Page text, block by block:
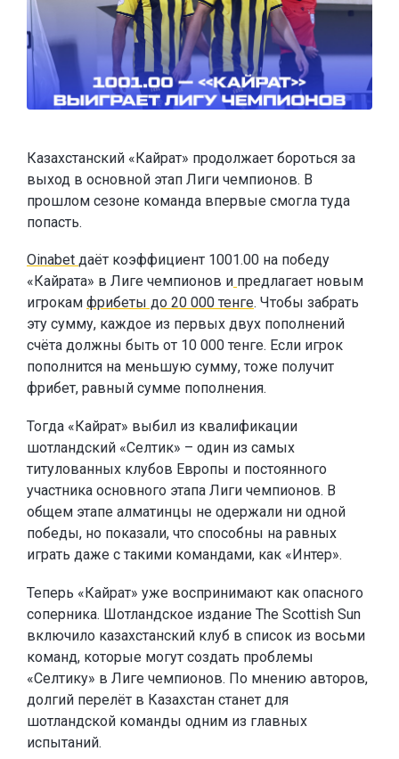
Казахстанский «Кайрат» продолжает бороться за
выход в основной этап Лиги чемпионов. В
прошлом сезоне команда впервые смогла туда
попасть.
Oinabet даёт коэффициент 1001.00 на победу
«Кайрата» в Лиге чемпионов и предлагает новым
игрокам фрибеты до 20 000 тенге. Чтобы забрать
эту сумму, каждое из первых двух пополнений
счёта должны быть от 10 000 тенге. Если игрок
пополнится на меньшую сумму, тоже получит
фрибет, равный сумме пополнения.
Тогда «Кайрат» выбил из квалификации
шотландский «Селтик» – один из самых
титулованных клубов Европы и постоянного
участника основного этапа Лиги чемпионов. В
общем этапе алматинцы не одержали ни одной
победы, но показали, что способны на равных
играть даже с такими командами, как «Интер».
Теперь «Кайрат» уже воспринимают как опасного
соперника. Шотландское издание The Scottish Sun
включило казахстанский клуб в список из восьми
команд, которые могут создать проблемы
«Селтику» в Лиге чемпионов. По мнению авторов,
долгий перелёт в Казахстан станет для
шотландской команды одним из главных
испытаний.